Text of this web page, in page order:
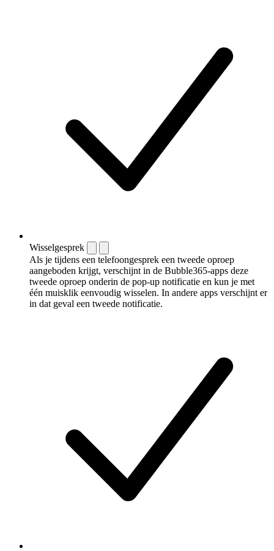
Wisselgesprek
Als je tijdens een telefoongesprek een tweede oproep
aangeboden krijgt, verschijnt in de Bubble365-apps deze
tweede oproep onderin de pop-up notificatie en kun je met
één muisklik eenvoudig wisselen. In andere apps verschijnt er
in dat geval een tweede notificatie.